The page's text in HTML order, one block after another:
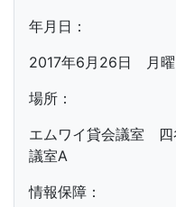
年月日：
2017年6月26日 月曜
場所：
エムワイ貸会議室 四
議室A
情報保障：